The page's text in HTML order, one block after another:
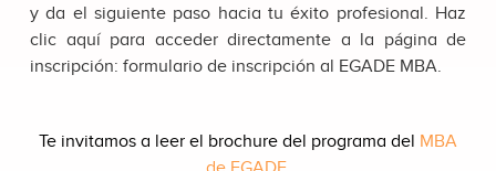
y da el siguiente paso hacia tu éxito profesional. Haz
clic aquí para acceder directamente a la página de
inscripción: formulario de inscripción al EGADE MBA.
Te invitamos a leer el brochure del programa del MBA